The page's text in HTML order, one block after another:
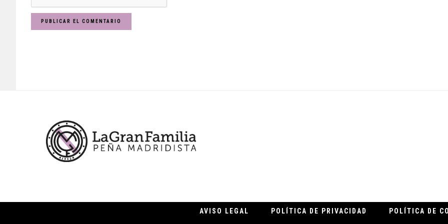
AVISO LEGAL POLÍTICA DE PRIVACIDAD POLÍTICA DE